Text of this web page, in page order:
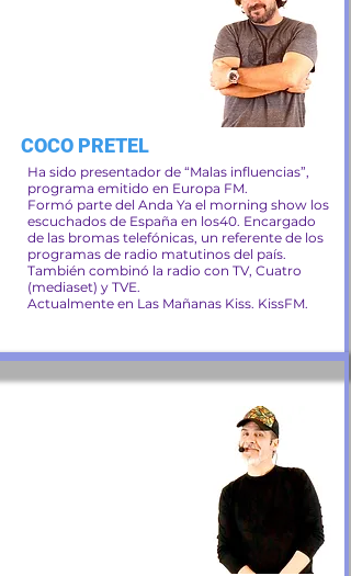
COCO PRETEL
Ha sido presentador de “Malas influencias”,
programa emitido en Europa FM.
Formó parte del Anda Ya el morning show los
escuchados de España en los40. Encargado
de las bromas telefónicas, un referente de los
programas de radio matutinos del país.
También combinó la radio con TV, Cuatro
(mediaset) y TVE.
Actualmente en Las Mañanas Kiss. KissFM.